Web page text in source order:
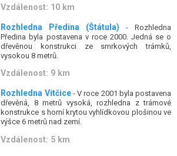
Vzdálenost: 10 km
Rozhledna Předina (Štátula) - Rozhledna
Předina byla postavena v roce 2000. Jedná se o
dřevěnou konstrukci ze smrkových trámků,
vysokou 8 metrů.
Vzdálenost: 9 km
Rozhledna Vitčice- V roce 2001 byla postavena
dřevěná, 8 metrů vysoká, rozhledna z trámové
konstrukce s horní krytou vyhlídkovou plošinou ve
výšce 6 metrů nad zemí.
Vzdálenost: 5 km